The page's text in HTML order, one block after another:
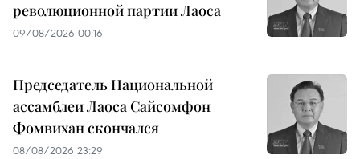
революционной партии Лаоса
09/08/2026 00:16
Председатель Национальной
ассамблеи Лаоса Сайсомфон
Фомвихан скончался
08/08/2026 23:29